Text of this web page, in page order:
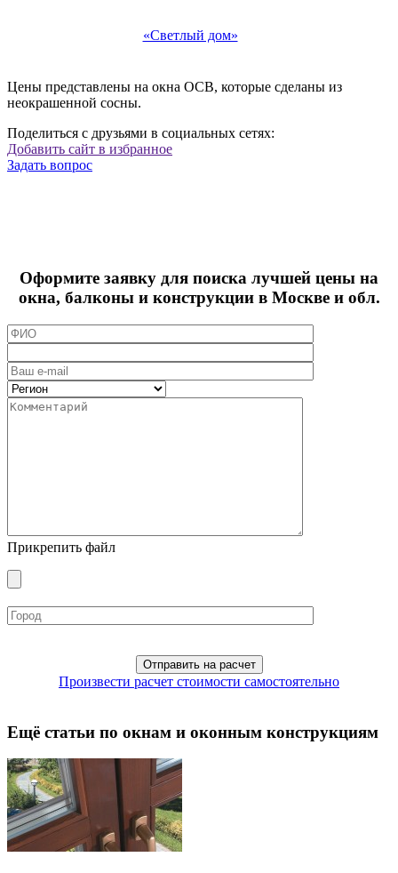
«Светлый дом»
Цены представлены на окна ОСВ, которые сделаны из
неокрашенной сосны.
Поделиться с друзьями в социальных сетях:
Добавить сайт в избранное
Задать вопрос
Оформите заявку для поиска лучшей цены на
окна, балконы и конструкции в Москве и обл.
Прикрепить файл
Произвести расчет стоимости самостоятельно
Ещё статьи по окнам и оконным конструкциям